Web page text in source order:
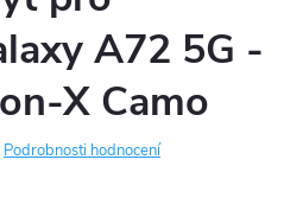
A72 5G -
X Camo
Podrobnosti hodnocení